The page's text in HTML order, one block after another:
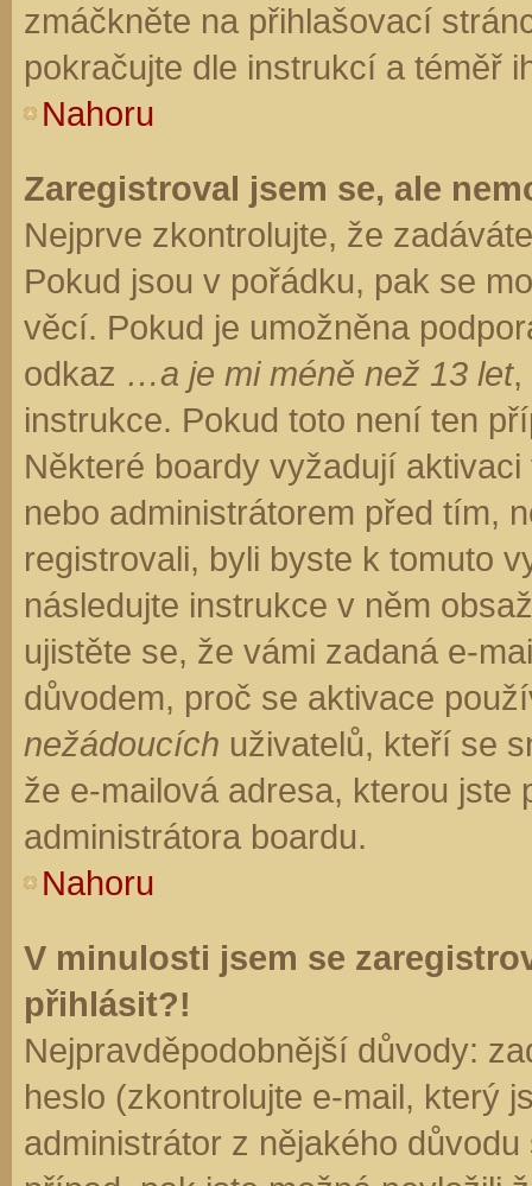
zmáčkněte na přihlašovací
pokračujte dle instrukcí a téměř
Nahoru
Zaregistroval jsem se, ale
Nejprve zkontrolujte, že
Pokud jsou v pořádku, pak se
věcí. Pokud je umožněna
odkaz …a je mi méně než 13 let,
instrukce. Pokud toto není ten
Některé boardy vyžadují
nebo administrátorem před tím,
registrovali, byli byste k tomuto
následujte instrukce v něm
ujistěte se, že vámi zadaná e-
důvodem, proč se aktivace
nežádoucích uživatelů, kteří se
že e-mailová adresa, kterou jste
administrátora boardu.
Nahoru
V minulosti jsem se
přihlásit?!
Nejpravděpodobnější důvody:
heslo (zkontrolujte e-mail, který
administrátor z nějakého